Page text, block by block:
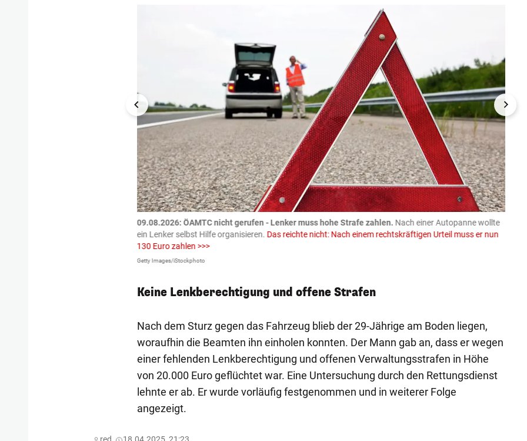
09.08.2026: ÖAMTC nicht gerufen - Lenker muss hohe Strafe zahlen. Nach einer Autopanne wollte
ein Lenker selbst Hilfe organisieren. Das reichte nicht: Nach einem rechtskräftigen Urteil muss er nun
130 Euro zahlen >>>
Getty Images/iStockphoto
Keine Lenkberechtigung und offene Strafen
Nach dem Sturz gegen das Fahrzeug blieb der 29-Jährige am Boden liegen,
woraufhin die Beamten ihn einholen konnten. Der Mann gab an, dass er wegen
einer fehlenden Lenkberechtigung und offenen Verwaltungsstrafen in Höhe
von 20.000 Euro geflüchtet war. Eine Untersuchung durch den Rettungsdienst
lehnte er ab. Er wurde vorläufig festgenommen und in weiterer Folge
angezeigt.